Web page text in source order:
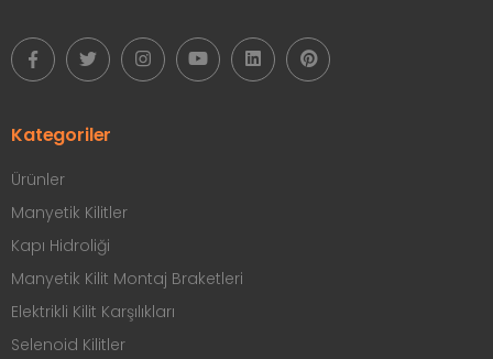
Kategoriler
Ürünler
Manyetik Kilitler
Kapı Hidroliği
Manyetik Kilit Montaj Braketleri
Elektrikli Kilit Karşılıkları
Selenoid Kilitler